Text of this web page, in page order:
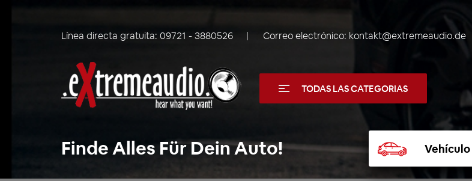
Línea directa gratuita: 09721 - 3880526 Correo electrónico: kontakt@extremeaudio.de
TODAS LAS CATEGORIAS
Finde Alles Für Dein Auto!
vehículo